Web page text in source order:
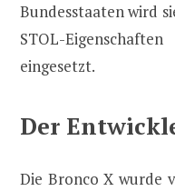
Bundesstaaten wird
STOL-
eingesetzt.
Der
Die Bronco X wurde